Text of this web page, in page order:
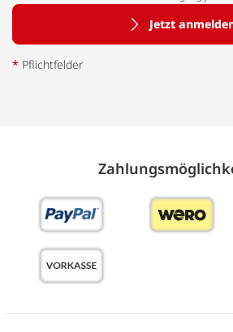
Jetzt
* Pflichtfelder